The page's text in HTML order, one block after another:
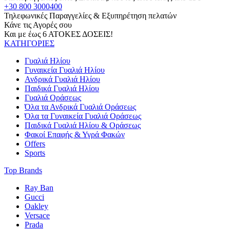
+30 800 3000400
Τηλεφωνικές Παραγγελίες & Εξυπηρέτηση πελατών
Κάνε τις Αγορές σου
Και με έως 6 ΑΤΟΚΕΣ ΔΟΣΕΙΣ!
ΚΑΤΗΓΟΡΙΕΣ
Γυαλιά Ηλίου
Γυναικεία Γυαλιά Ηλίου
Ανδρικά Γυαλιά Ηλίου
Παιδικά Γυαλιά Ηλίου
Γυαλιά Οράσεως
Όλα τα Ανδρικά Γυαλιά Οράσεως
Όλα τα Γυναικεία Γυαλιά Οράσεως
Παιδικά Γυαλιά Ηλίου & Οράσεως
Φακοί Επαφής & Υγρά Φακών
Offers
Sports
Top Brands
Ray Ban
Gucci
Oakley
Versace
Prada